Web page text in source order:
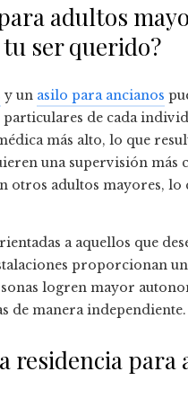
adultos
ser querido?
y un asilo para ancianos
de cada
más alto, lo que
una supervisión más
otros adultos mayores, lo
a aquellos que
proporcionan
logren mayor
de manera independiente.
residencia para